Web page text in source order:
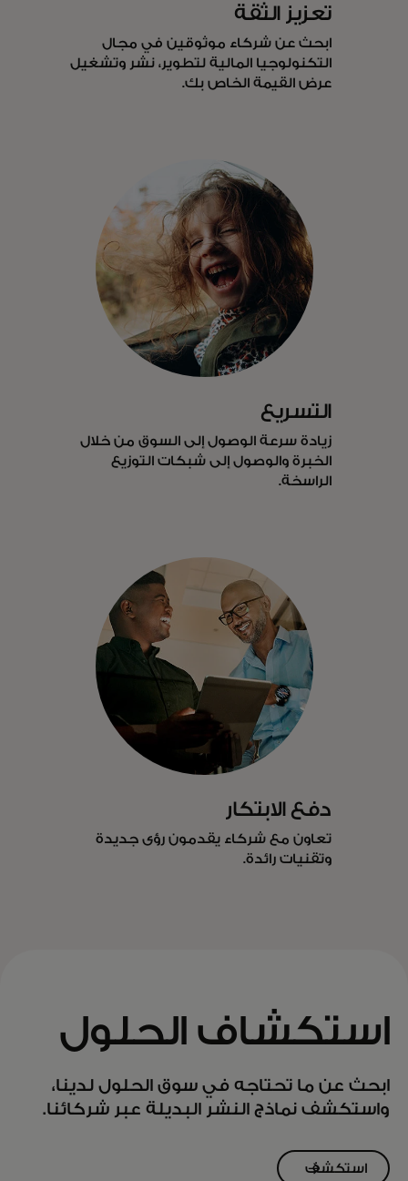
تعزيز الثقة
ابحث عن شركاء موثوقين في مجال
التكنولوجيا المالية لتطوير، نشر وتشغيل
عرض القيمة الخاص بك.
التسريع
زيادة سرعة الوصول إلى السوق من خلال
الخبرة والوصول إلى شبكات التوزيع
الراسخة.
دفع الابتكار
تعاون مع شركاء يقدمون رؤى جديدة
وتقنيات رائدة.
استكشاف الحلول
ابحث عن ما تحتاجه في سوق الحلول لدينا،
واستكشف نماذج النشر البديلة عبر شركائنا.
استكشف